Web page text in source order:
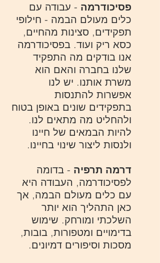
פסיכודרמה - עבודה עם
כלים מעולם הבמה - חילופי
תפקידים, סצינות מהחיים,
כסא ריק ועוד. בפסיכודרמה
אנו בודקים מה התפקיד
שלנו בחברה והאם הוא
משרת אותנו. יש לנו
אפשרות להתנסות
בתפקידים שונים באופן בטוח
ולהחליט מה מתאים לנו.
להיות הבמאים של חיינו
ולנסות ליצור שינוי בחיינו.
דרמה תרפיה - בדומה
לפסיכודרמה, העבודה היא
עם כלים מעולם הבמה, אך
כאן התהליך הוא יותר
השלכתי ומורחק. שימוש
בדימויים ומטפורות, בובות,
מסכות וסיפורים דמיונים.